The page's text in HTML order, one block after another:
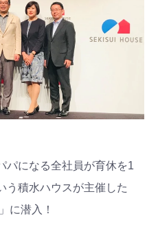
パになる全社員が育休を1
う積水ハウスが主催した
に潜入！